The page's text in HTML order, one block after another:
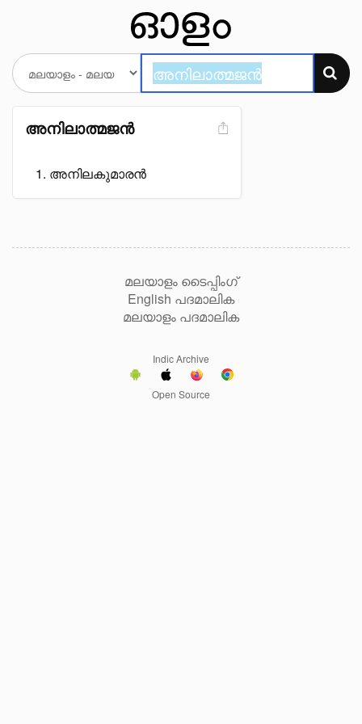
അനിലാത്മജൻ
അനിലകുമാരൻ
മലയാളം ടൈപ്പിംഗ്
English പദമാലിക
മലയാളം പദമാലിക
Indic Archive
Open Source